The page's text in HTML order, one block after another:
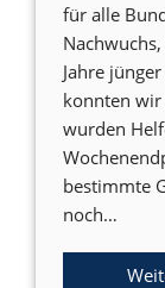
für alle
Jahre
konnten wir
wurden
bestimmte
noch…